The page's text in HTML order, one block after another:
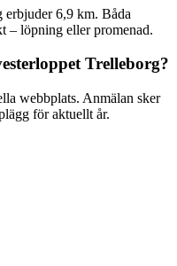
erbjuder 6,9 km. Båda
– löpning eller promenad.
Trelleborg?
webbplats. Anmälan sker
för aktuellt år.